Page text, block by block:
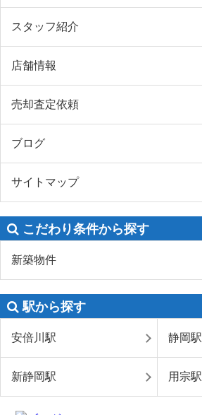
スタッフ紹介
店舗情報
売却査定依頼
ブログ
サイトマップ
こだわり条件から探す
新築物件
駅から探す
安倍川駅 静岡駅
新静岡駅 用宗駅